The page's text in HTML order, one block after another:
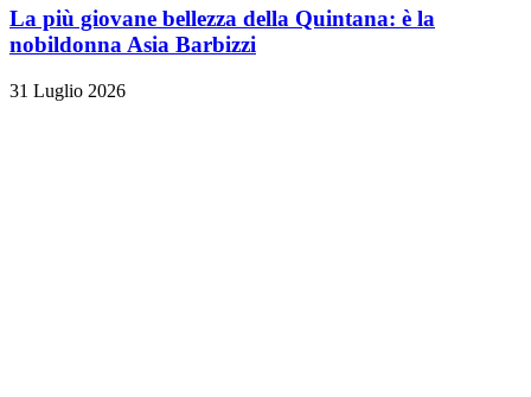
La più giovane bellezza della Quintana: è la
nobildonna Asia Barbizzi
31 Luglio 2026